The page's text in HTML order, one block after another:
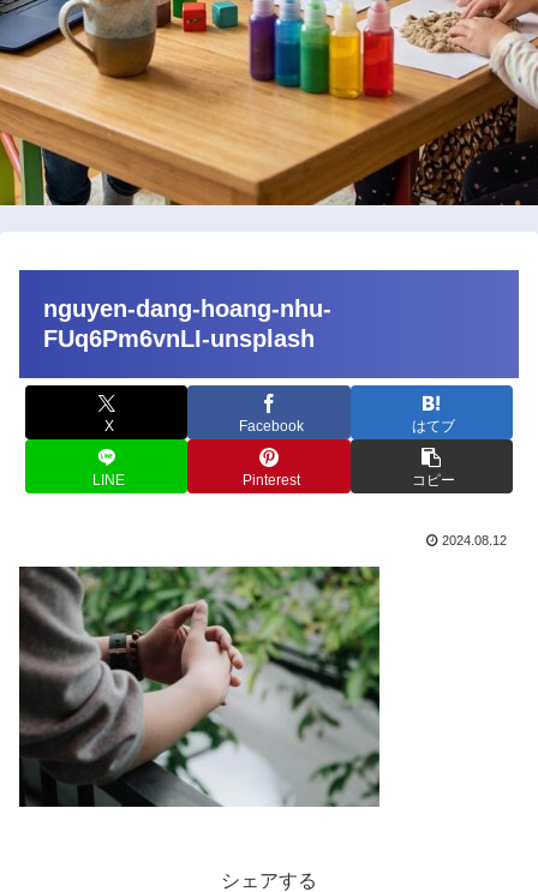
nguyen-dang-hoang-nhu-
FUq6Pm6vnLI-unsplash
X Facebook はてブ
LINE Pinterest コピー
2024.08.12
シェアする